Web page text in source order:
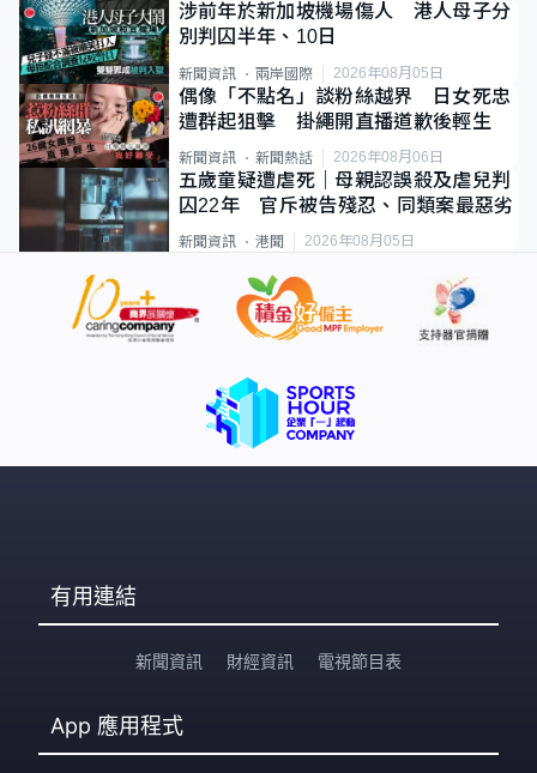
涉前年於新加坡機場傷人 港人母子分
別判囚半年、10日
新聞資訊 兩岸國際 2026年08月05日
偶像「不點名」談粉絲越界 日女死忠
遭群起狙擊 掛繩開直播道歉後輕生
新聞資訊 新聞熱話 2026年08月06日
五歲童疑遭虐死｜母親認誤殺及虐兒判
囚22年 官斥被告殘忍、同類案最惡劣
新聞資訊 港聞 2026年08月05日
有用連結
新聞資訊 財經資訊 電視節目表
App 應用程式